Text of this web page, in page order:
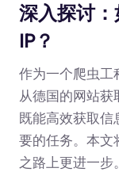
深入探讨
IP？
作为一个爬虫工
从德国的网站获
既能高效获取信
要的任务。本文
之路上更进一步。